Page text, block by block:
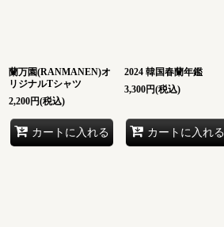
蘭万園(RANMANEN)オ
リジナルTシャツ
2,200円(税込)
カートに入れる
2024 韓国春蘭年鑑
3,300円(税込)
カートに入れる